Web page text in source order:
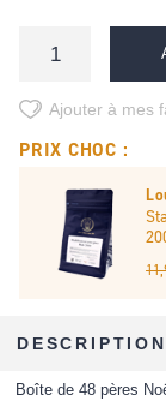
Ajouter à mes
PRIX CHOC :
DESCRIPTION
Boîte de 48 pères